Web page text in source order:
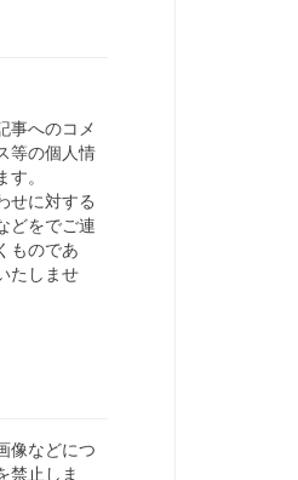
事へのコメ
等の個人情
。
せに対する
どをでご連
ものであ
たしませ
像などにつ
禁止しま